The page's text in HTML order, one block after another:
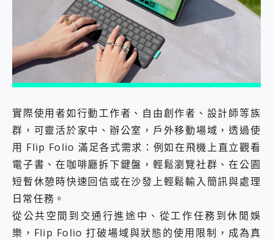
實際使用者如行動工作者、自由創作者、設計師等族
群，可靈活於家中、辦公室，戶外移動場域，透過使
用 Flip Folio 滿足各式需求：例如在飛機上直立觀看
電子書、在咖啡廳拆下鍵盤，輕鬆瀏覽社群、在公園
短暫休憩時快速回信或在沙發上輕鬆輸入簡訊與處理
日常任務。
從公共空間到交通行進途中、從工作任務到休閒娛
樂，Flip Folio 打破場域與狀態的使用限制，成為真